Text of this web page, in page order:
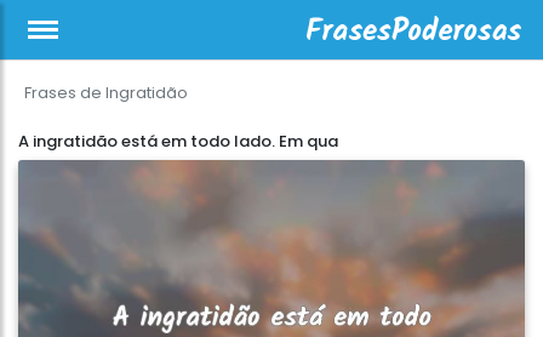
Frases de Ingratidão
A ingratidão está em todo lado. Em qua